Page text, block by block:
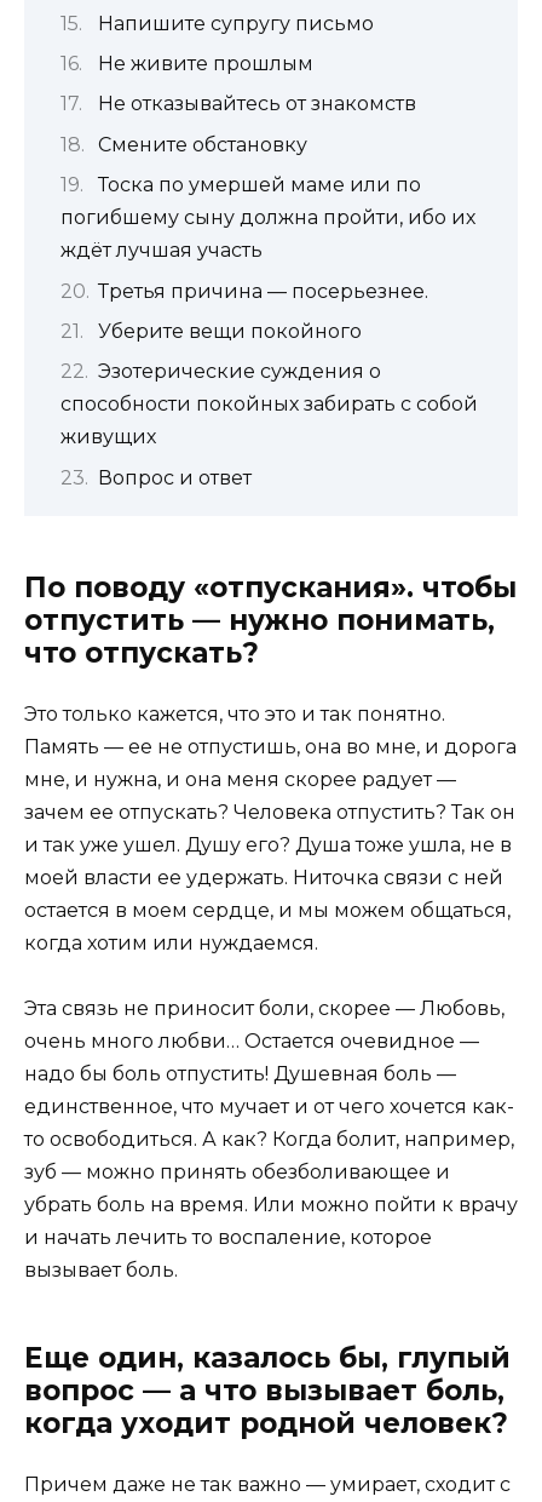
Напишите супругу письмо
Не живите прошлым
Не отказывайтесь от знакомств
Смените обстановку
Тоска по умершей маме или по
погибшему сыну должна пройти, ибо их
ждёт лучшая участь
Третья причина — посерьезнее.
Уберите вещи покойного
Эзотерические суждения о
способности покойных забирать с собой
живущих
Вопрос и ответ
По поводу «отпускания». чтобы
отпустить — нужно понимать,
что отпускать?
Это только кажется, что это и так понятно.
Память — ее не отпустишь, она во мне, и дорога
мне, и нужна, и она меня скорее радует —
зачем ее отпускать? Человека отпустить? Так он
и так уже ушел. Душу его? Душа тоже ушла, не в
моей власти ее удержать. Ниточка связи с ней
остается в моем сердце, и мы можем общаться,
когда хотим или нуждаемся.
Эта связь не приносит боли, скорее — Любовь,
очень много любви… Остается очевидное —
надо бы боль отпустить! Душевная боль —
единственное, что мучает и от чего хочется как-
то освободиться. А как? Когда болит, например,
зуб — можно принять обезболивающее и
убрать боль на время. Или можно пойти к врачу
и начать лечить то воспаление, которое
вызывает боль.
Еще один, казалось бы, глупый
вопрос — а что вызывает боль,
когда уходит родной человек?
Причем даже не так важно — умирает, сходит с